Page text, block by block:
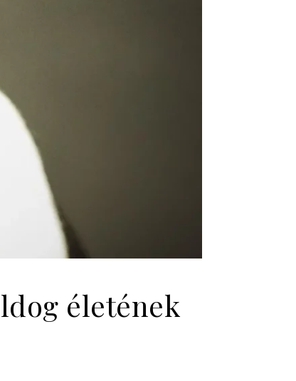
életének